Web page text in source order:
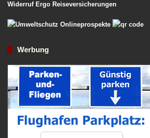
Widerruf Ergo Reiseversicherungen
Werbung